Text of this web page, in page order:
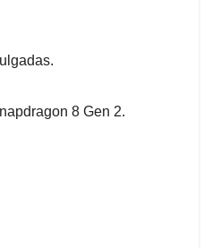
8 Gen 2.